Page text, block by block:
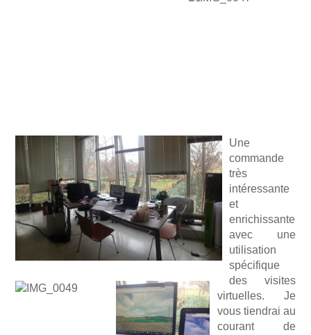
Une
commande
très
intéressante
et
enrichissante
avec une
utilisation
spécifique
des visites
virtuelles. Je
vous tiendrai au
courant de